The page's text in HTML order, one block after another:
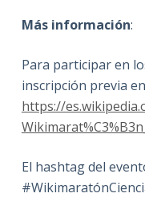
Más información:
Para participar en
inscripción previa
https://
El hashtag del